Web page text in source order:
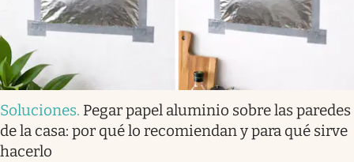
Soluciones. Pegar papel aluminio sobre las paredes
de la casa: por qué lo recomiendan y para qué sirve
hacerlo